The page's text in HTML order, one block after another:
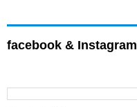
facebook & Instagram